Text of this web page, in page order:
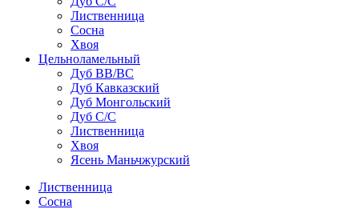
Лиственница
Сосна
Хвоя
Цельноламельный
Дуб ВВ/ВС
Дуб Кавказский
Дуб Монгольский
Дуб С/С
Лиственница
Хвоя
Ясень Маньчжурский
Лиственница
Сосна